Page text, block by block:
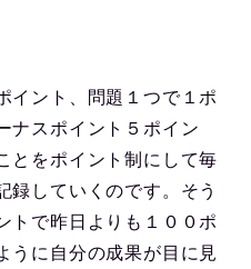
イント、問題１つで１ポ
ナスポイント５ポイン
とをポイント制にして毎
録していくのです。そう
トで昨日よりも１００ポ
うに自分の成果が目に見